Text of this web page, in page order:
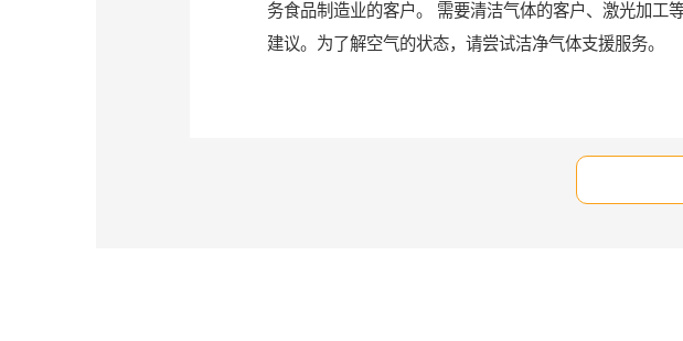
务食品制造业的客户。 需要清洁气体的客户、激光加工
建议。为了解空气的状态，请尝试洁净气体支援服务。